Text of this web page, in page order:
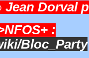
Jean Dorval
:
Bloc_Party